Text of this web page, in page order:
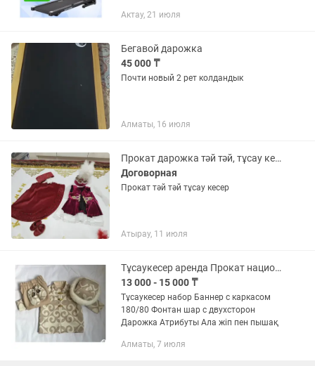
Актау, 21 июля
Бегавой дарожка
45 000 ₸
Почти новый 2 рет колдандык
Алматы, 16 июля
Прокат дарожка тәй тәй, тұсау кесер
Договорная
Прокат тәй тәй тұсау кесер
Атырау, 11 июля
Тұсаукесер аренда Прокат национальный одежды
13 000 - 15 000 ₸
Тұсаукесер набор Баннер с каркасом
180/80 Фонтан шар с двухсторон
Дарожка Атрибуты Ала жіп пен пышақ
Алматы, 7 июля